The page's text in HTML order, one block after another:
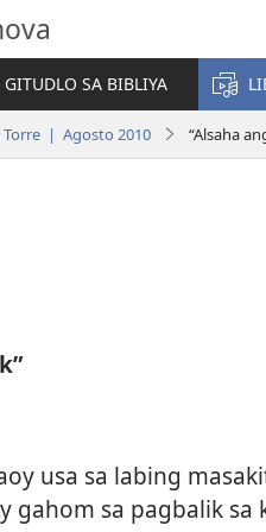
GITUDLO SA BIBLIYA
Torre | Agosto 2010 “Alsaha
usa sa labing
gahom sa pagbalik sa